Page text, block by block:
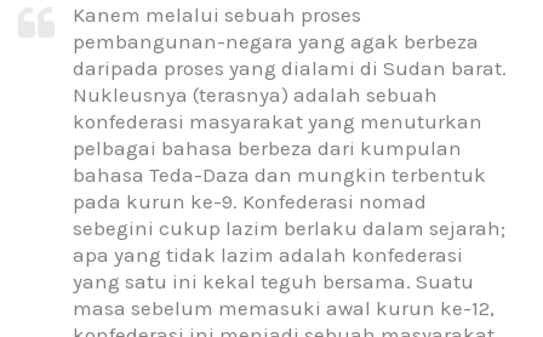
Kanem melalui sebuah proses
pembangunan-negara yang agak berbeza
daripada proses yang dialami di Sudan barat.
Nukleusnya (terasnya) adalah sebuah
konfederasi masyarakat yang menuturkan
pelbagai bahasa berbeza dari kumpulan
bahasa Teda-Daza dan mungkin terbentuk
pada kurun ke-9. Konfederasi nomad
sebegini cukup lazim berlaku dalam sejarah;
apa yang tidak lazim adalah konfederasi
yang satu ini kekal teguh bersama. Suatu
masa sebelum memasuki awal kurun ke-12,